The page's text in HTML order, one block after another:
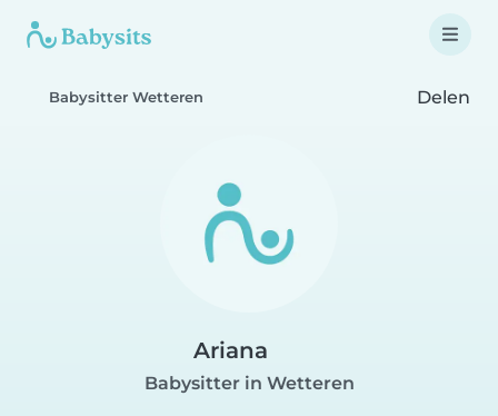
Babysitter Wetteren Delen
Ariana
Babysitter in Wetteren